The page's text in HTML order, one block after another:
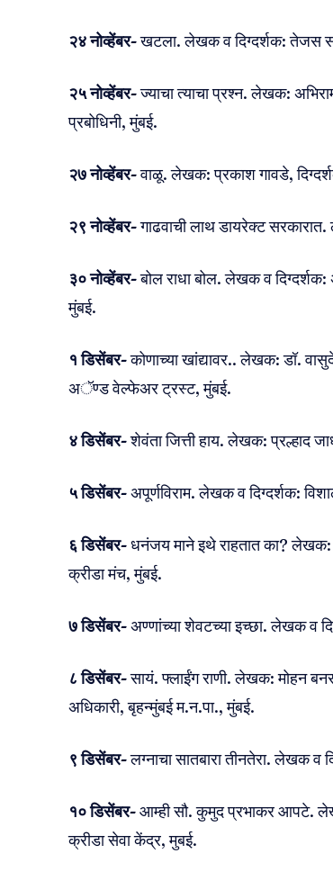
२४ नोव्हेंबर-खटला. लेखक व दिग्दर्शक: तेजस
२५ नोव्हेंबर-ज्याचा त्याचा प्रश्न. लेखक:
प्रबोधिनी, मुंबई.
२७ नोव्हेंबर-वाळू. लेखक: प्रकाश गावडे,
२९ नोव्हेंबर-गाढवाची लाथ डायरेक्ट
३० नोव्हेंबर-बोल राधा बोल. लेखक व
मुंबई.
१ डिसेंबर-कोणाच्या खांद्यावर.. लेखक: डॉ.
अॅण्ड वेल्फेअर ट्रस्ट, मुंबई.
४ डिसेंबर-शेवंता जित्ती हाय. लेखक: प्रल्हाद
५ डिसेंबर-अपूर्णविराम. लेखक व दिग्दर्शक:
६ डिसेंबर-धनंजय माने इथे राहतात का? लेखक:
क्रीडा मंच, मुंबई.
७ डिसेंबर-अण्णांच्या शेवटच्या इच्छा. लेखक व
८ डिसेंबर-सायं. फ्लाईंग राणी. लेखक: मोहन
अधिकारी, बृहन्मुंबई म.न.पा., मुंबई.
९ डिसेंबर-लग्नाचा सातबारा तीनतेरा. लेखक व
१० डिसेंबर-आम्ही सौ. कुमुद प्रभाकर आपटे.
क्रीडा सेवा केंद्र, मुबई.